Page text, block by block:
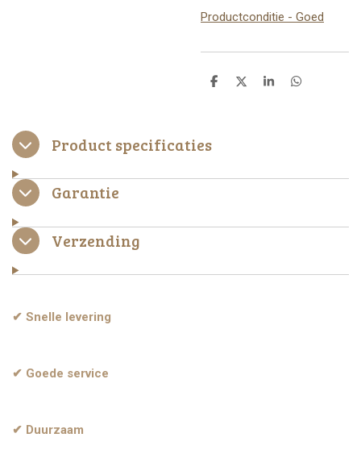
Productconditie - Goed
D
D
S
D
Product specificaties
Garantie
Verzending
✔ Snelle levering
✔ Goede service
✔ Duurzaam